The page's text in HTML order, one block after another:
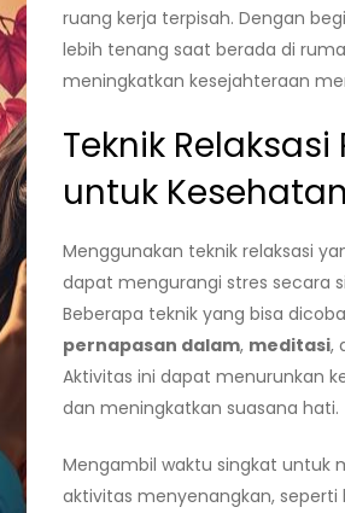
ruang kerja terpisah. Dengan
lebih tenang saat berada di
meningkatkan kesejahteraan
Teknik Relaksasi
untuk
Menggunakan teknik relaksasi
dapat mengurangi stres secara
Beberapa teknik yang bisa
pernapasan dalam, meditasi,
Aktivitas ini dapat menurunkan
dan meningkatkan suasana hati.
Mengambil waktu singkat untuk
aktivitas menyenangkan, seperti